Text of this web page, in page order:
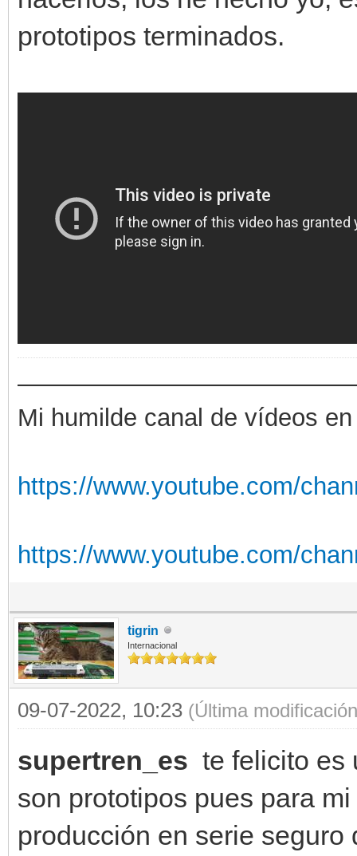
prototipos terminados.
Mi humilde canal de vídeos
https://www.youtube.com/
https://www.youtube.com/
tigrin
Internacional
09-07-2022, 10:23 (Última
supertren_es te felicito es
son prototipos pues para
producción en serie